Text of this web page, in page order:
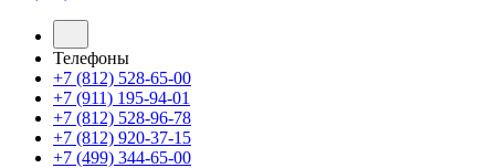
Телефоны
+7 (812) 528-65-00
+7 (911) 195-94-01
+7 (812) 528-96-78
+7 (812) 920-37-15
+7 (499) 344-65-00